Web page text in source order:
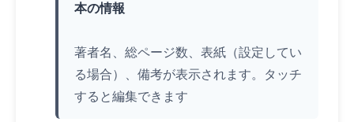
本の情報
著者名、総ページ数、表紙（設定してい
る場合）、備考が表示されます。 タッチ
すると編集できます